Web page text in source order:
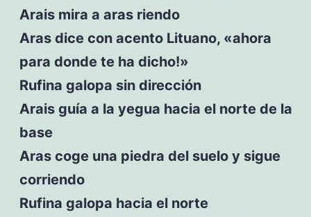
Arais mira a aras riendo
Aras dice con acento Lituano, «ahora
para donde te ha dicho!»
Rufina galopa sin dirección
Arais guía a la yegua hacia el norte de la
base
Aras coge una piedra del suelo y sigue
corriendo
Rufina galopa hacia el norte